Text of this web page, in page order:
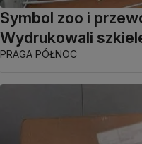
Symbol zoo i
Wydrukowali
PRAGA PÓŁNOC